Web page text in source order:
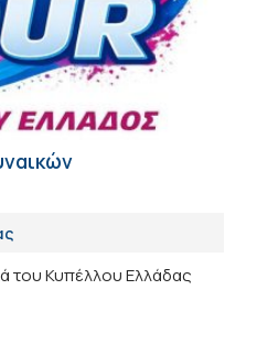
του Κυπέλλου Ελλάδας